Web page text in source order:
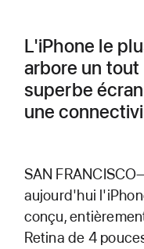
L'iPhone le
arbore un
superbe
une
SAN
aujourd'hui
conçu,
Retina de 4